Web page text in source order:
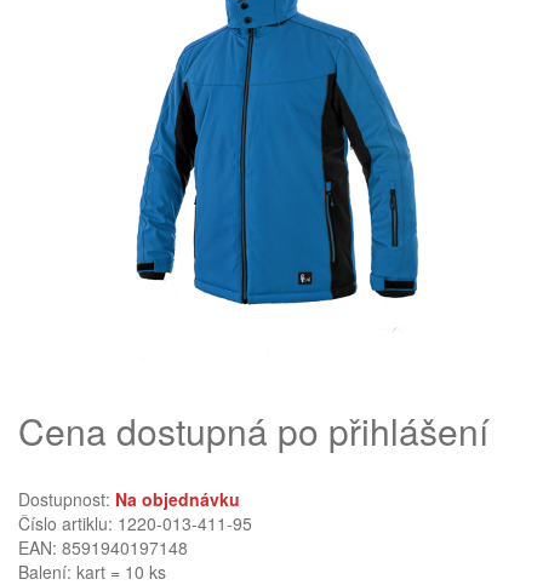
Cena dostupná po přihlášení
Dostupnost: Na objednávku
Číslo artiklu: 1220-013-411-95
EAN: 8591940197148
Balení: kart = 10 ks